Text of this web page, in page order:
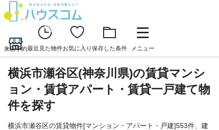
来店予約最近見た物件お気に入り 保存した条件 メニュー
横浜市瀬谷区(神奈川県)の賃貸マンシ
ョン・賃貸アパート・賃貸一戸建て物
件を探す
横浜市瀬谷区の賃貸物件[マンション・アパート・戸建]553件、建